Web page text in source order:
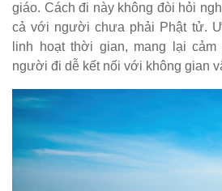
giáo. Cách đi này không đòi hỏi
cả với người chưa phải Phật tử.
linh hoạt thời gian, mang lại
người đi dễ kết nối với không gian